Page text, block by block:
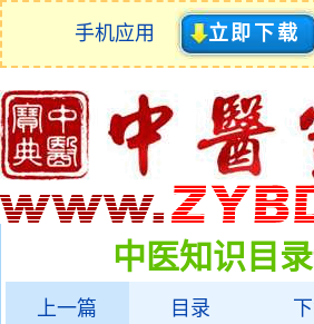
手机应用 立即下载
中医知识目录
上一篇 目录